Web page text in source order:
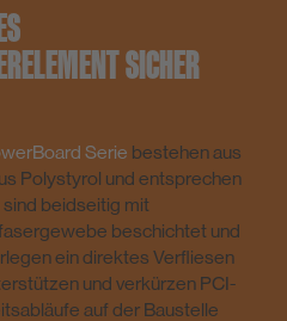
SICHER
Serie bestehen aus
Polystyrol und entsprechen
sind beidseitig mit
beschichtet und
ein direktes Verfliesen
und verkürzen PCI-
auf der Baustelle